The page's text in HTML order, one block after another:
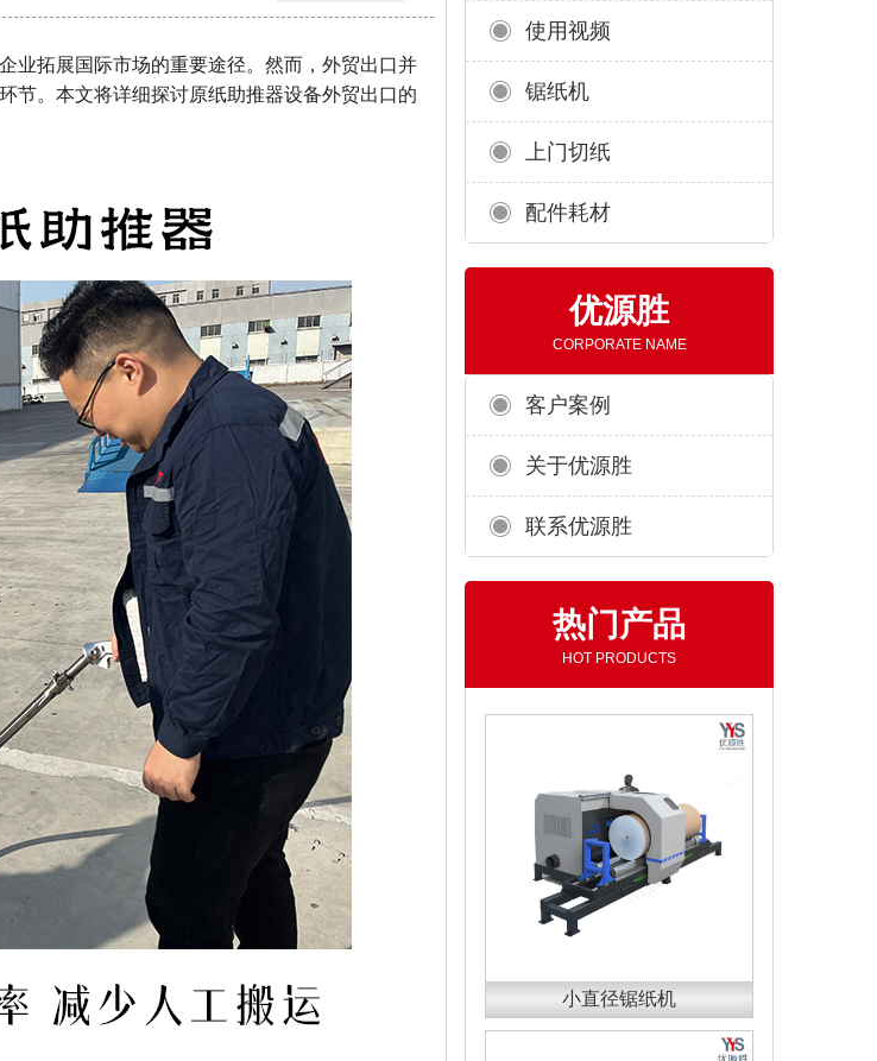
业拓展国际市场的重要途径。然而，外贸出口并
节。本文将详细探讨原纸助推器设备外贸出口的
使用视频
锯纸机
上门切纸
配件耗材
优源胜
CORPORATE NAME
客户案例
关于优源胜
联系优源胜
热门产品
HOT PRODUCTS
小直径锯纸机